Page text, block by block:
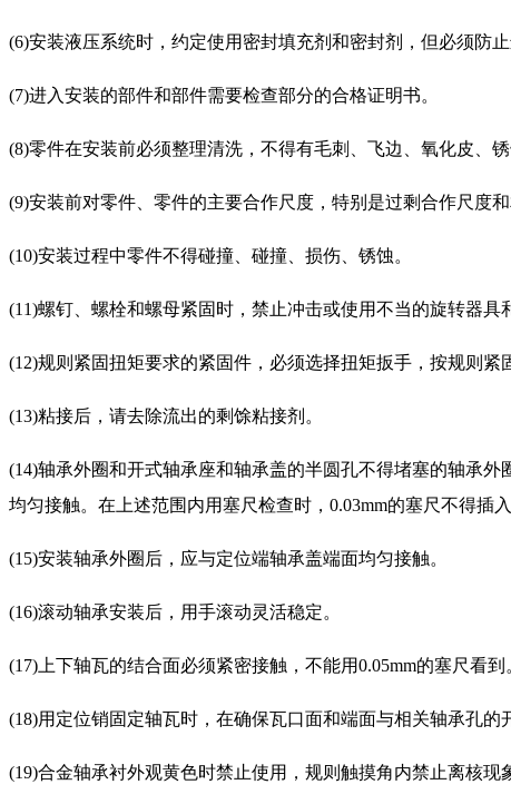
(6)安装液压系统时，约定使用密封填充剂和密封剂，但必须防止
(7)进入安装的部件和部件需要检查部分的合格证明书。
(8)零件在安装前必须整理清洗，不得有毛刺、飞边、氧化皮、
(9)安装前对零件、零件的主要合作尺度，特别是过剩合作尺度和
(10)安装过程中零件不得碰撞、碰撞、损伤、锈蚀。
(11)螺钉、螺栓和螺母紧固时，禁止冲击或使用不当的旋转器具
(12)规则紧固扭矩要求的紧固件，必须选择扭矩扳手，按规则紧
(13)粘接后，请去除流出的剩馀粘接剂。
(14)轴承外圈和开式轴承座和轴承盖的半圆孔不得堵塞的轴承
均匀接触。在上述范围内用塞尺检查时，0.03mm的塞尺不得插入
(15)安装轴承外圈后，应与定位端轴承盖端面均匀接触。
(16)滚动轴承安装后，用手滚动灵活稳定。
(17)上下轴瓦的结合面必须紧密接触，不能用0.05mm的塞尺看到
(18)用定位销固定轴瓦时，在确保瓦口面和端面与相关轴承孔
(19)合金轴承衬外观黄色时禁止使用，规则触摸角内禁止离核现